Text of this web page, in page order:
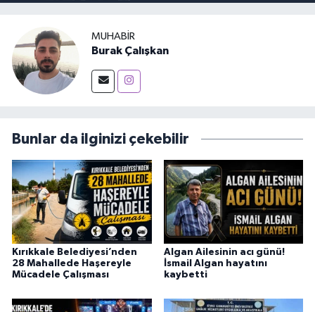
MUHABIR
Burak Çalışkan
Bunlar da ilginizi çekebilir
Kırıkkale Belediyesi’nden
28 Mahallede Haşereyle
Mücadele Çalışması
Algan Ailesinin acı günü!
İsmail Algan hayatını
kaybetti